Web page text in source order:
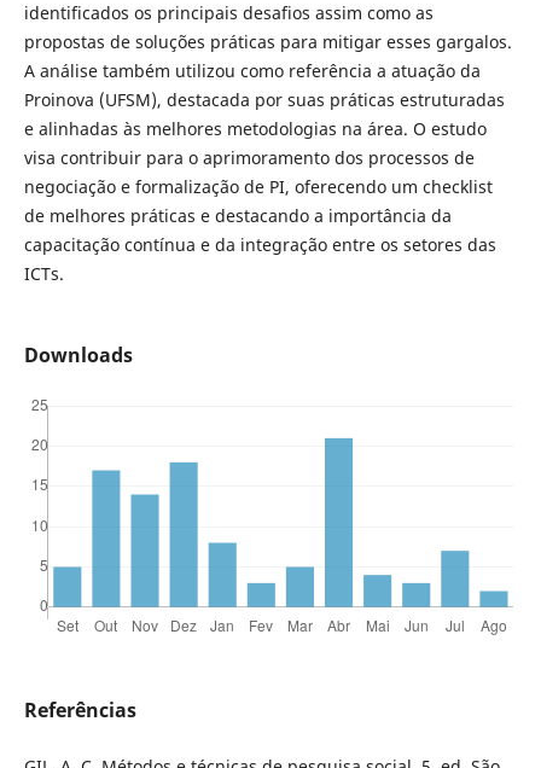
identificados os principais desafios assim como as
propostas de soluções práticas para mitigar esses gargalos.
A análise também utilizou como referência a atuação da
Proinova (UFSM), destacada por suas práticas estruturadas
e alinhadas às melhores metodologias na área. O estudo
visa contribuir para o aprimoramento dos processos de
negociação e formalização de PI, oferecendo um checklist
de melhores práticas e destacando a importância da
capacitação contínua e da integração entre os setores das
ICTs.
Downloads
Referências